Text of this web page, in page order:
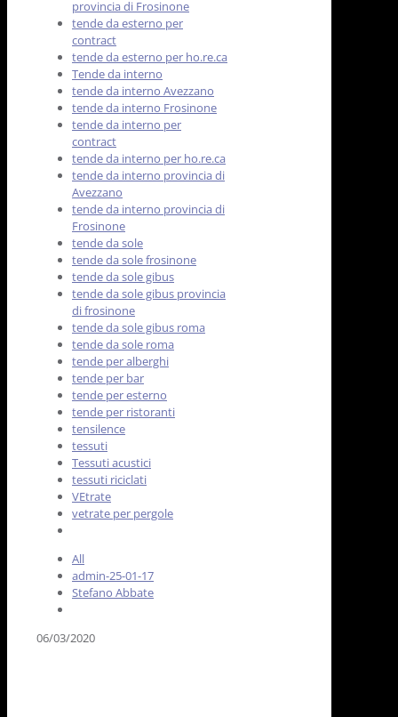
provincia di Frosinone
tende da esterno per
contract
tende da esterno per ho.re.ca
Tende da interno
tende da interno Avezzano
tende da interno Frosinone
tende da interno per
contract
tende da interno per ho.re.ca
tende da interno provincia di
Avezzano
tende da interno provincia di
Frosinone
tende da sole
tende da sole frosinone
tende da sole gibus
tende da sole gibus provincia
di frosinone
tende da sole gibus roma
tende da sole roma
tende per alberghi
tende per bar
tende per esterno
tende per ristoranti
tensilence
tessuti
Tessuti acustici
tessuti riciclati
VEtrate
vetrate per pergole
All
admin-25-01-17
Stefano Abbate
06/03/2020